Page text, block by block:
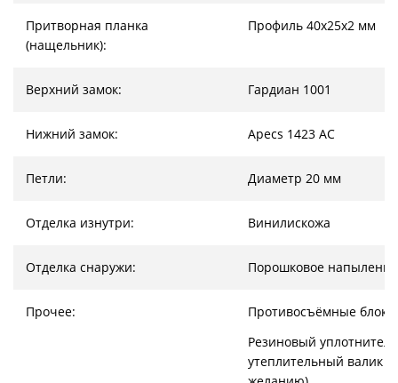
Притворная планка
(нащельник):
Профиль 40х25х2 мм
Верхний замок: Гардиан 1001
Нижний замок: Apecs 1423 AC
Петли: Диаметр 20 мм
Отделка изнутри: Винилискожа
Отделка снаружи: Порошковое напыление
Прочее:
Противосъёмные
Резиновый
утеплительный валик